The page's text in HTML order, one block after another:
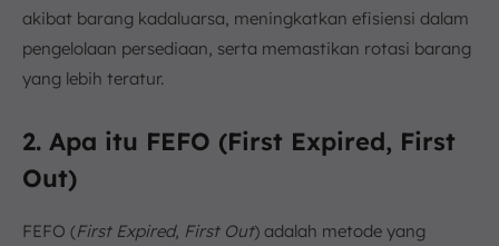
akibat barang kadaluarsa, meningkatkan efisiensi dalam
pengelolaan persediaan, serta memastikan rotasi barang
yang lebih teratur.
2. Apa itu FEFO (First Expired, First
Out)
FEFO (First Expired, First Out) adalah metode yang